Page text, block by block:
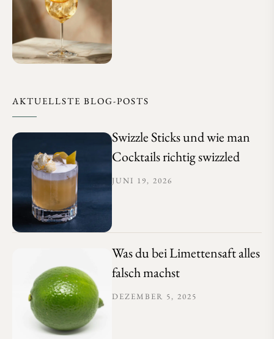
AKTUELLSTE BLOG-POSTS
Swizzle Sticks und wie man
Cocktails richtig swizzled
JUNI 19, 2026
Was du bei Limettensaft alles
falsch machst
DEZEMBER 5, 2025